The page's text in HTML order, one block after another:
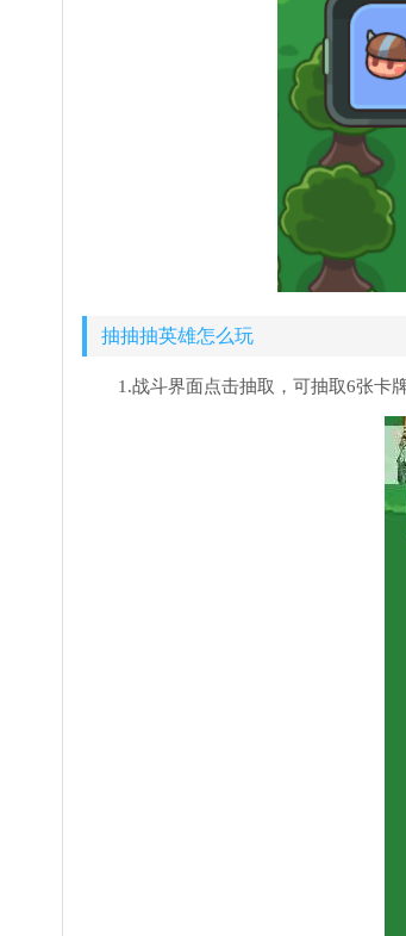
抽抽抽英雄怎么玩
1.战斗界面点击抽取，可抽取6张卡